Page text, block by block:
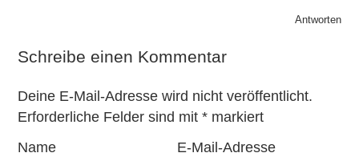
Antworten
Schreibe einen Kommentar
Deine E-Mail-Adresse wird nicht veröffentlicht.
Erforderliche Felder sind mit* markiert
Name
E-Mail-Adresse